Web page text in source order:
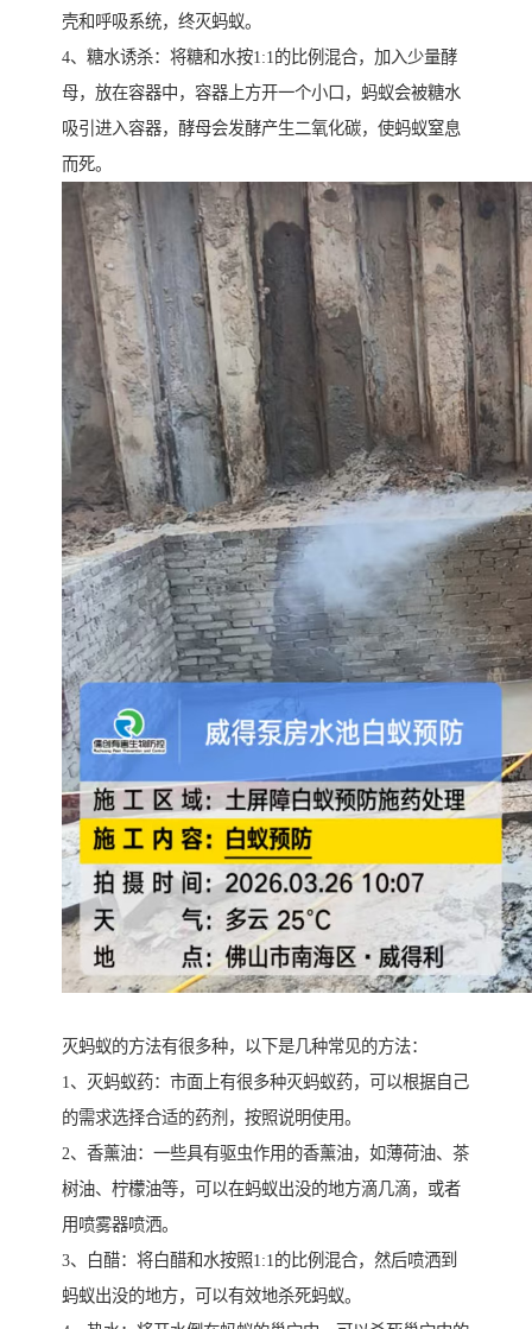
壳和呼吸系统，终灭蚂蚁。
4、糖水诱杀：将糖和水按1:1的比例混合，加入少量酵
母，放在容器中，容器上方开一个小口，蚂蚁会被糖水
吸引进入容器，酵母会发酵产生二氧化碳，使蚂蚁窒息
而死。
灭蚂蚁的方法有很多种，以下是几种常见的方法：
1、灭蚂蚁药：市面上有很多种灭蚂蚁药，可以根据自己
的需求选择合适的药剂，按照说明使用。
2、香薰油：一些具有驱虫作用的香薰油，如薄荷油、茶
树油、柠檬油等，可以在蚂蚁出没的地方滴几滴，或者
用喷雾器喷洒。
3、白醋：将白醋和水按照1:1的比例混合，然后喷洒到
蚂蚁出没的地方，可以有效地杀死蚂蚁。